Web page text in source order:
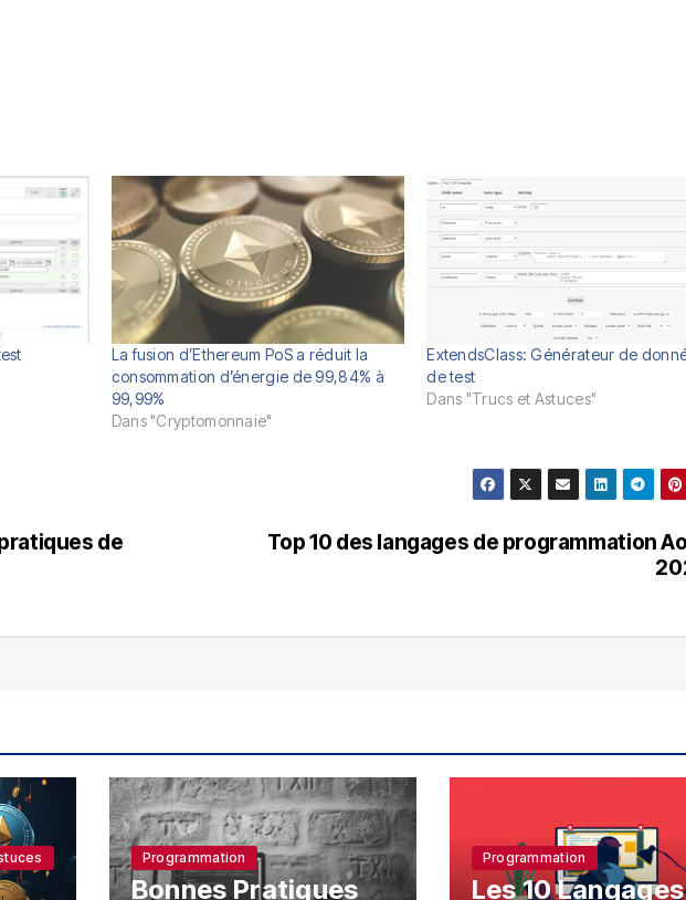
La fusion d’Ethereum PoS a réduit la
consommation d’énergie de 99,84% à
99,99%
Dans "Cryptomonnaie"
ExtendsClass: Générateur de
de test
Dans "Trucs et Astuces"
Top 10 des langages de programmation
de
Programmation
Bonnes Pratiques
Programmation
Les 10